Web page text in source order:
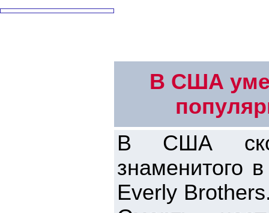
В США
В США
знаменитого
Everly